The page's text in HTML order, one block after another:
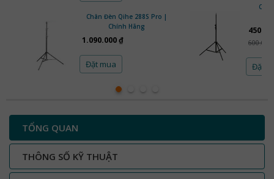
Chân Đèn Qihe 288S Pro |
Chính Hãng
1.090.000 ₫
Đặt mua
600.000
Đặt
TỔNG QUAN
THÔNG SỐ KỸ THUẬT